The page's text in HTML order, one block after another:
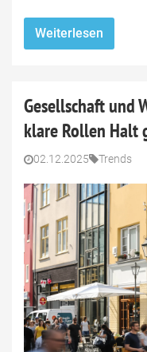
Weiterlesen
Gesellschaft und
klare Rollen Halt
02.12.2025 Trends